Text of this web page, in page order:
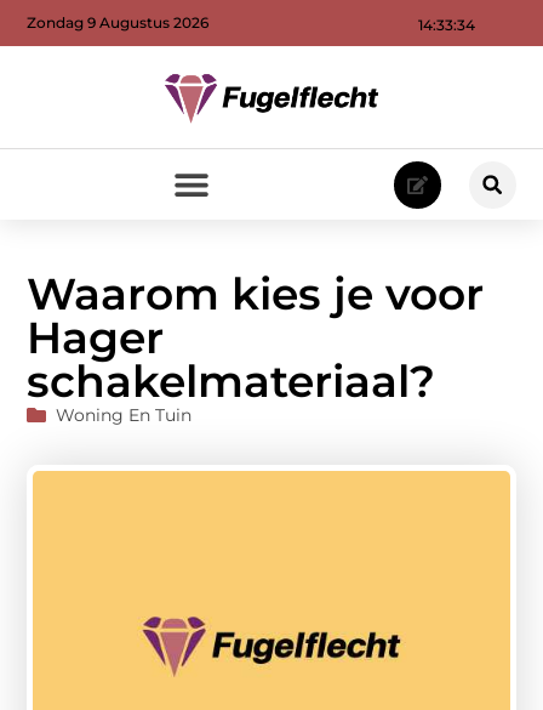
14:33:35
Zondag 9 Augustus 2026
Waarom kies je voor
Hager
schakelmateriaal?
Woning En Tuin